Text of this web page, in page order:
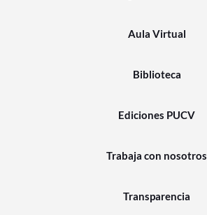
Aula Virtual
Biblioteca
Ediciones PUCV
Trabaja con nosotros
Transparencia